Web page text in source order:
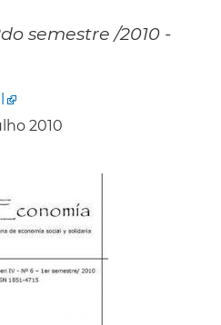
semestre /2010 -
2010